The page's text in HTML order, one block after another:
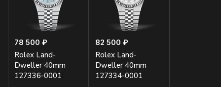
78 500 ₽
Rolex Land-
Dweller 40mm
127336-0001
82 500 ₽
Rolex Land-
Dweller 40mm
127334-0001